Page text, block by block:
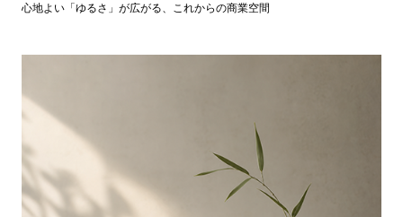
心地よい「ゆるさ」が広がる、これからの商業空間